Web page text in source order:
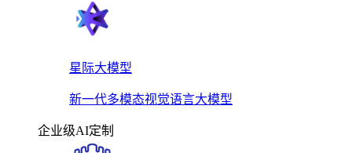
星际大模型
新一代多模态视觉语言大模型
企业级AI定制